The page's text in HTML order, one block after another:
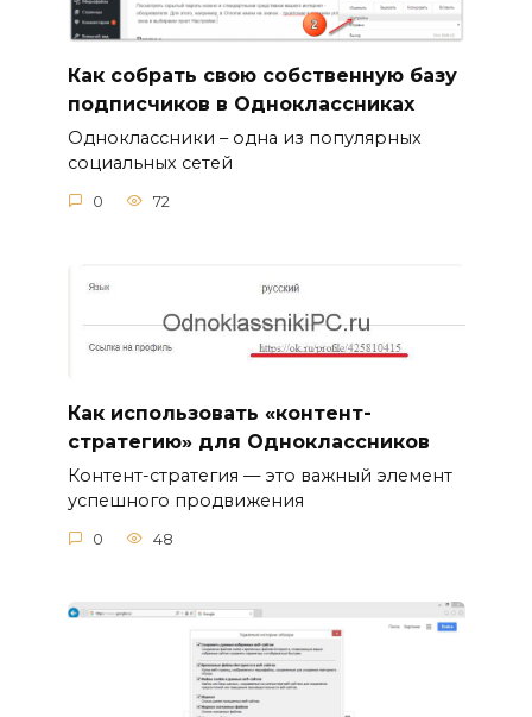
Как собрать свою собственную базу
подписчиков в Одноклассниках
Одноклассники – одна из популярных
социальных сетей
0 72
Как использовать «контент-
стратегию» для Одноклассников
Контент-стратегия — это важный элемент
успешного продвижения
0 48